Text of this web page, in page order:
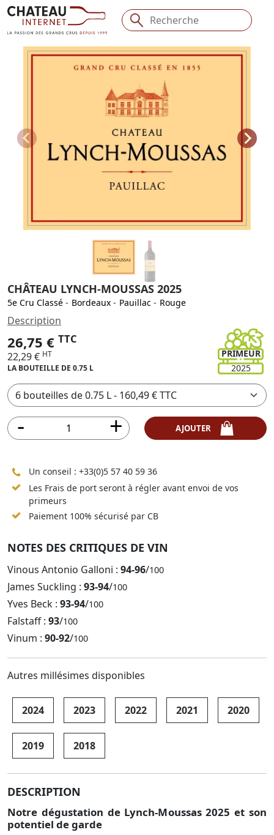
CHÂTEAU LYNCH-MOUSSAS 2025
5e Cru Classé - Bordeaux - Pauillac - Rouge
PRIMEUR
2025
Description
26,75 € TTC
22,29 € HT
LA BOUTEILLE DE 0.75 L
Un conseil : +33(0)5 57 40 59 36
Les Frais de port seront à régler avant envoi de vos
primeurs
Paiement 100% sécurisé par CB
NOTES DES CRITIQUES DE VIN
Vinous Antonio Galloni : 94-96/100
James Suckling : 93-94/100
Yves Beck : 93-94/100
Falstaff : 93/100
Vinum : 90-92/100
Autres millésimes disponibles
2024 2023 2022 2021 2020
2019 2018
DESCRIPTION
Notre dégustation de Lynch-Moussas 2025 et son
potentiel de garde